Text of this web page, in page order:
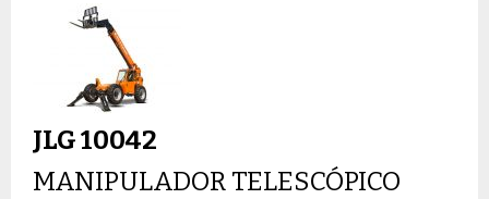
JLG 10042
MANIPULADOR TELESCÓPICO